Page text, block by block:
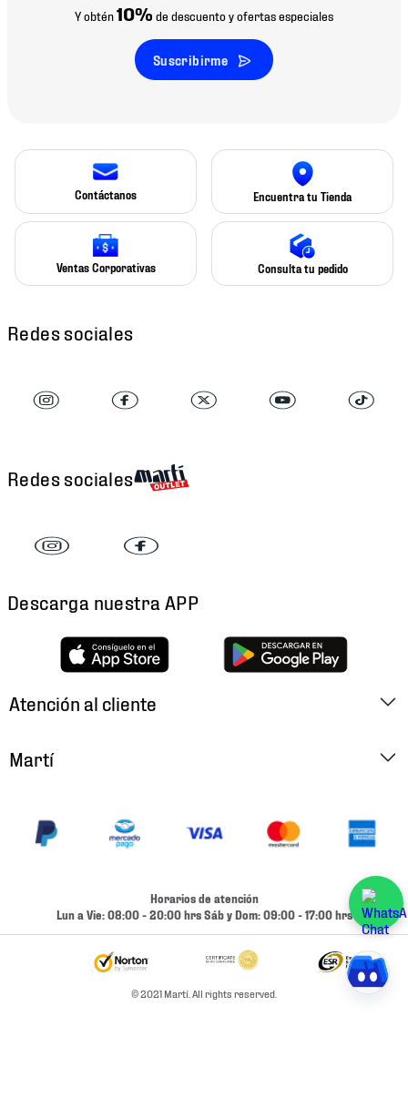
Y obtén10% de descuento y ofertas especiales
Suscribirme
Contáctanos Encuentra tu Tienda
Ventas Corporativas Consulta tu pedido
Redes sociales
Redes sociales
Descarga nuestra APP
Atención al cliente
Cambios y Devoluciones
Condiciones de Entrega y Devolución Marketplace
Martí
Ubica tu Tienda
Términos y Condiciones
Horarios de atención
Lun a Vie: 08:00 - 20:00 hrs Sáb y Dom: 09:00 - 17:00 hrs
© 2021 Martí. All rights reserved.